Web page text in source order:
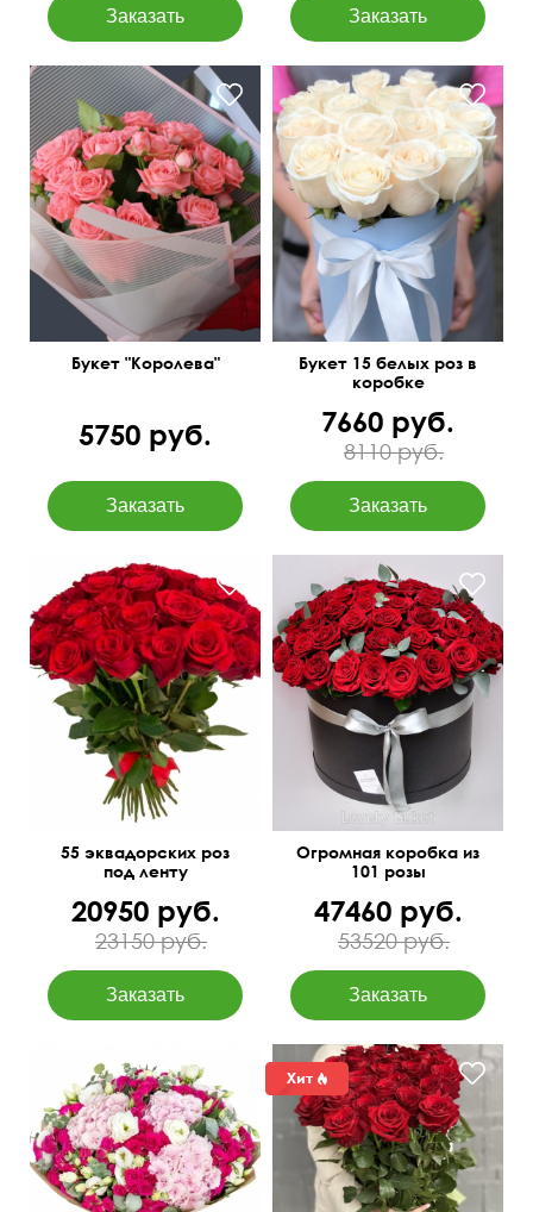
Голландские коралловые
розы
45 см
30 см
Букет "Королева"
5750 руб.
Букет 15 белых роз в
коробке
7660 руб.
8110 руб.
50 см 55 см
55 эквадорских роз
под ленту
20950 руб.
23150 руб.
Доставим бесплатно!
50 см
70 см
Огромная коробка из
101 розы
47460 руб.
53520 руб.
55 см 55 см